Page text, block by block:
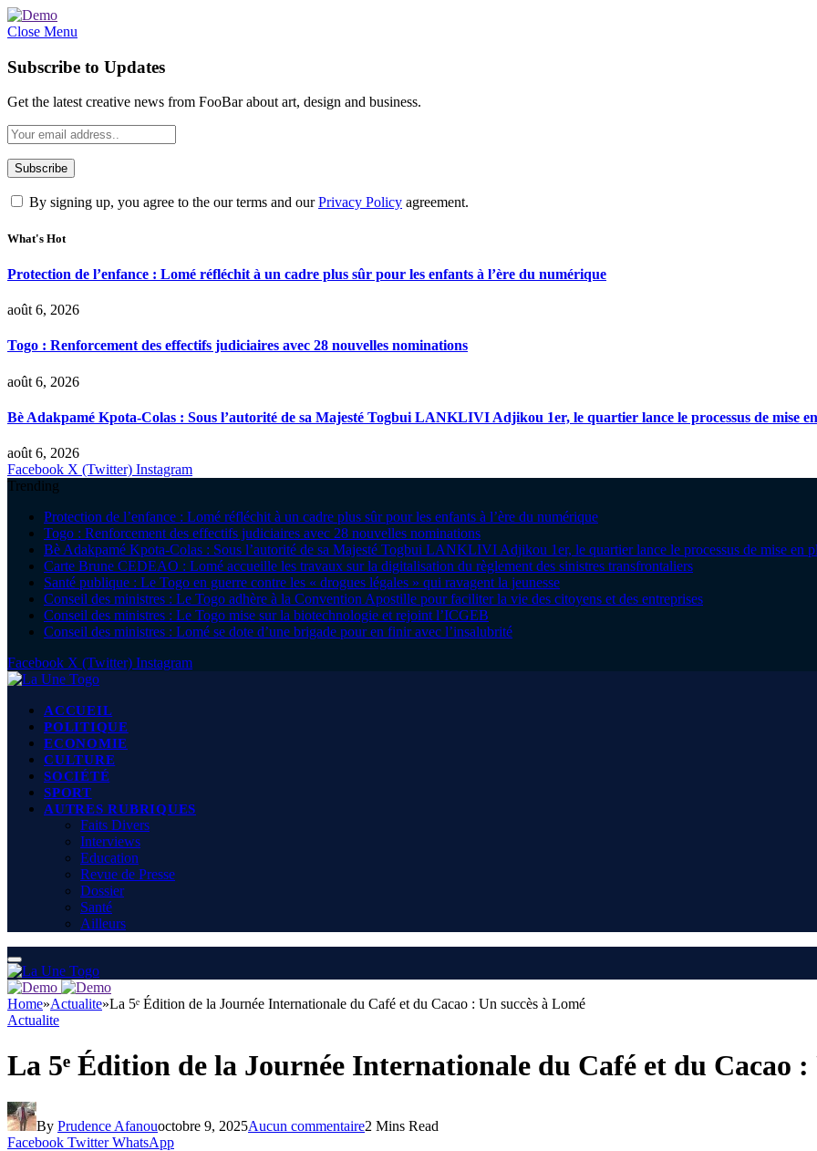
Close Menu
Subscribe to Updates
Get the latest creative news from FooBar about art, design and business.
By signing up, you agree to the our terms and ourPrivacy Policy agreement.
What's Hot
Protection de l’enfance : Lomé réfléchit à un cadre plus sûr pour les enfants à l’ère du numérique
août 6, 2026
Togo : Renforcement des effectifs judiciaires avec 28 nouvelles nominations
août 6, 2026
Bè Adakpamé Kpota-Colas : Sous l’autorité de sa Majesté Togbui LANKLIVI Adjikou 1er, le quartier lance le processus de mise
août 6, 2026
Facebook X (Twitter) Instagram
Trending
Protection de l’enfance : Lomé réfléchit à un cadre plus sûr pour les enfants à l’ère du numérique
Togo : Renforcement des effectifs judiciaires avec 28 nouvelles nominations
Bè Adakpamé Kpota-Colas : Sous l’autorité de sa Majesté Togbui LANKLIVI Adjikou 1er, le quartier lance le processus de mise en
Carte Brune CEDEAO : Lomé accueille les travaux sur la digitalisation du règlement des sinistres transfrontaliers
Santé publique : Le Togo en guerre contre les « drogues légales » qui ravagent la jeunesse
Conseil des ministres : Le Togo adhère à la Convention Apostille pour faciliter la vie des citoyens et des entreprises
Conseil des ministres : Le Togo mise sur la biotechnologie et rejoint l’ICGEB
Conseil des ministres : Lomé se dote d’une brigade pour en finir avec l’insalubrité
Facebook X (Twitter) Instagram
ACCUEIL
POLITIQUE
ECONOMIE
CULTURE
SOCIÉTÉ
SPORT
AUTRES RUBRIQUES
Faits Divers
Interviews
Education
Revue de Presse
Dossier
Santé
Ailleurs
Home»Actualite»La 5ᵉ Édition de la Journée Internationale du Café et du Cacao : Un succès à Lomé
Actualite
La 5ᵉ Édition de la Journée Internationale du Café et du Cacao :
By Prudence Afanouoctobre 9, 2025Aucun commentaire2 Mins Read
Facebook Twitter WhatsApp